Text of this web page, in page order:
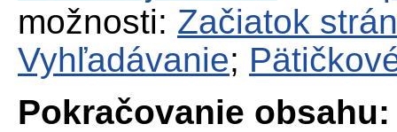
možnosti: Začiatok
Vyhľadávanie;
Pokračovanie obsahu: